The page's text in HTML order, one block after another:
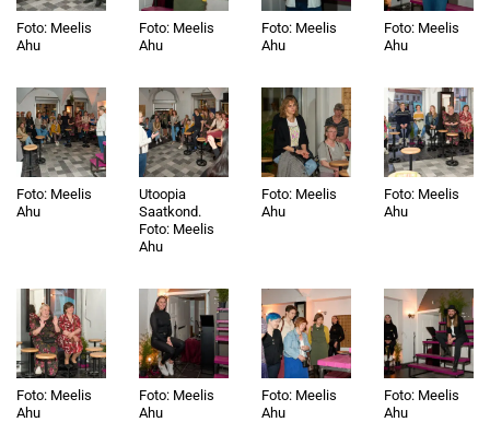
Foto: Meelis
Ahu
Foto: Meelis
Ahu
Foto: Meelis
Ahu
Foto: Meelis
Ahu
Foto: Meelis
Ahu
Utoopia
Saatkond.
Foto: Meelis
Ahu
Foto: Meelis
Ahu
Foto: Meelis
Ahu
Foto: Meelis
Ahu
Foto: Meelis
Ahu
Foto: Meelis
Ahu
Foto: Meelis
Ahu